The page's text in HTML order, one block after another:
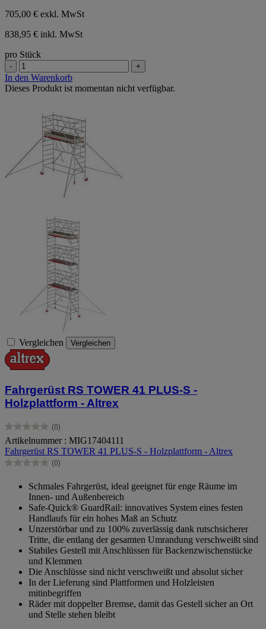
705,00 € exkl. MwSt
838,95 € inkl. MwSt
pro Stück
- +
In den Warenkorb
Dieses Produkt ist momentan nicht verfügbar.
Vergleichen Vergleichen
Fahrgerüst RS TOWER 41 PLUS-S -
Holzplattform - Altrex
(0)
0.0
von
5
Sternen.
Artikelnummer : MIG17404111
Fahrgerüst RS TOWER 41 PLUS-S - Holzplattform - Altrex
(0)
0.0
Sternen.
Schmales Fahrgerüst, ideal geeignet für enge Räume im
Innen- und Außenbereich
Safe-Quick® GuardRail: innovatives System eines festen
Handlaufs für ein hohes Maß an Schutz
Unzerstörbar und zu 100% zuverlässig dank rutschsicherer
Tritte, die entlang der gesamten Umrandung verschweißt sind
Stabiles Gestell mit Anschlüssen für Backenzwischenstücke
und Klemmen
Die Anschlüsse sind nicht verschweißt und absolut sicher
In der Lieferung sind Plattformen und Holzleisten
mitinbegriffen
Räder mit doppelter Bremse, damit das Gestell sicher an Ort
und Stelle stehen bleibt